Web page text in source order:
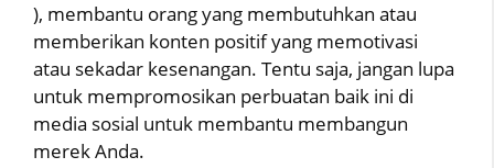
), membantu orang yang membutuhkan atau
memberikan konten positif yang memotivasi
atau sekadar kesenangan. Tentu saja, jangan lupa
untuk mempromosikan perbuatan baik ini di
media sosial untuk membantu membangun
merek Anda.